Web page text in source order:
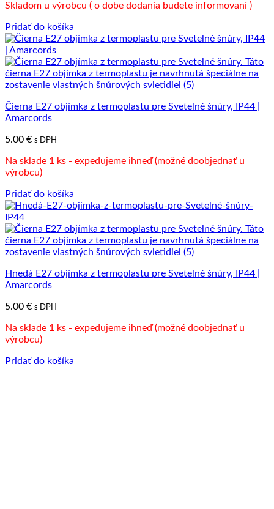
Skladom u výrobcu ( o dobe dodania budete informovaní )
Pridať do košíka
Čierna E27 objímka z termoplastu pre Svetelné šnúry, IP44 |
Amarcords
5.00 € s DPH
Na sklade 1 ks - expedujeme ihneď (možné doobjednať u
výrobcu)
Pridať do košíka
Hnedá E27 objímka z termoplastu pre Svetelné šnúry, IP44 |
Amarcords
5.00 € s DPH
Na sklade 1 ks - expedujeme ihneď (možné doobjednať u
výrobcu)
Pridať do košíka